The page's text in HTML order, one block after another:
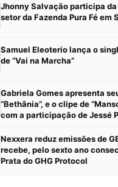
Jhonny Salvação participa
setor da Fazenda Pura Fé em
Samuel Eleoterio lança o
de “Vai na Marcha”
Gabriela Gomes apresenta
“Bethânia”, e o clipe de
com a participação de Jessé
Nexxera reduz emissões de
recebe, pelo sexto ano
Prata do GHG Protocol